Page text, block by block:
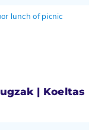
lunch of picnic
| Koeltas